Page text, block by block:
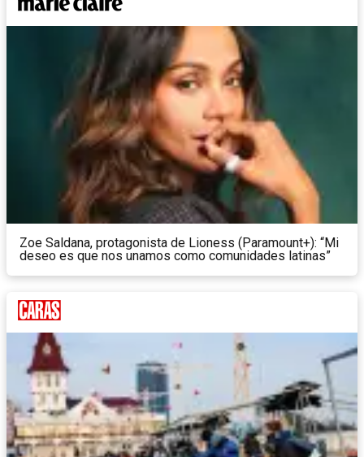
Zoe Saldana, protagonista de Lioness (Paramount+): “Mi
deseo es que nos unamos como comunidades latinas”